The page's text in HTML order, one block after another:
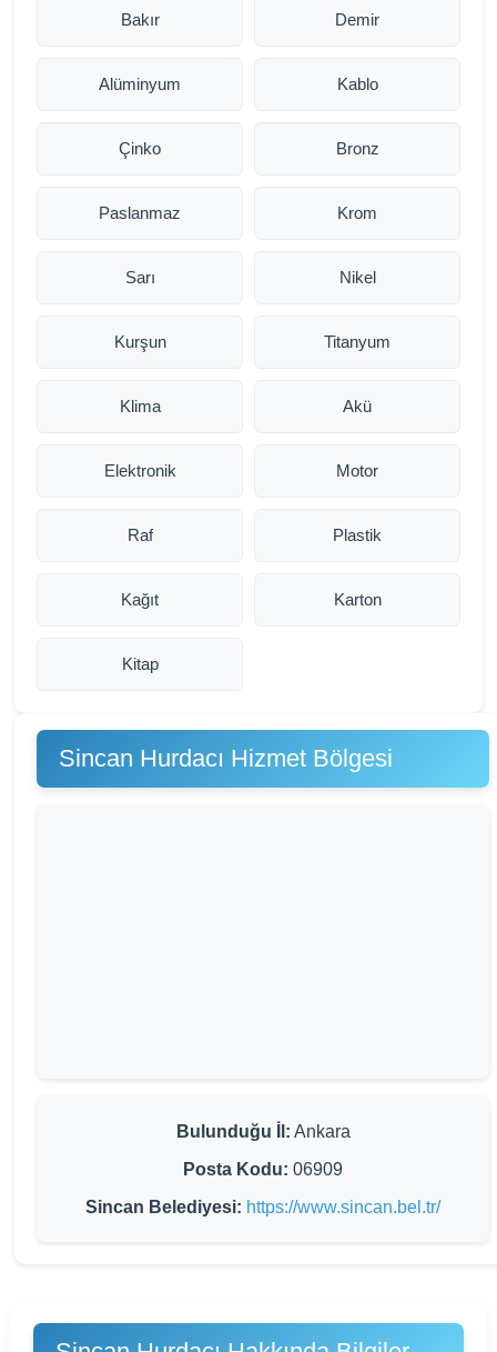
Bakır Demir
Alüminyum Kablo
Çinko Bronz
Paslanmaz Krom
Sarı Nikel
Kurşun Titanyum
Klima Akü
Elektronik Motor
Raf Plastik
Kağıt Karton
Kitap
Sincan Hurdacı Hizmet Bölgesi
Bulunduğu İl: Ankara
Posta Kodu: 06909
Sincan Belediyesi: https://www.sincan.bel.tr/